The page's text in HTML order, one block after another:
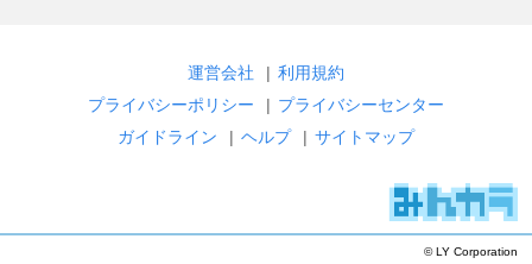
運営会社 | 利用規約
プライバシーポリシー
| プライバシーセンター
ガイドライン
| ヘルプ | サイトマップ
© LY Corporation